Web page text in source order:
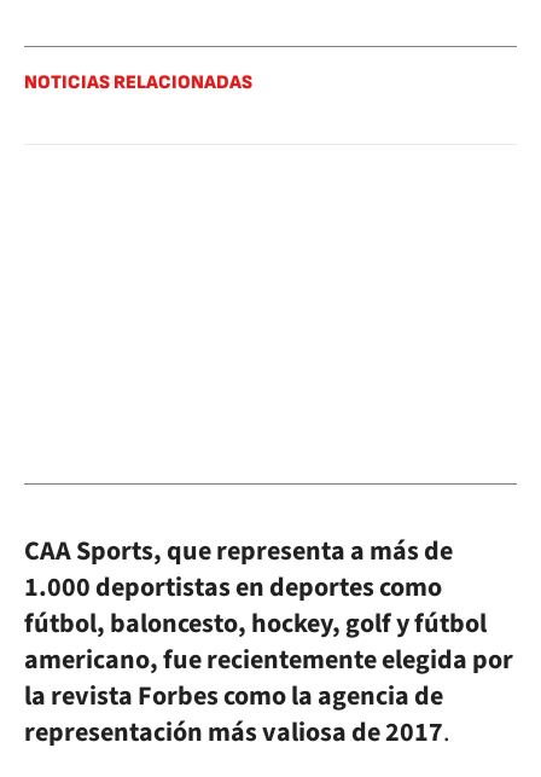
NOTICIAS RELACIONADAS
CAA Sports, que representa a más de
1.000 deportistas en deportes como
fútbol, baloncesto, hockey, golf y fútbol
americano, fue recientemente elegida por
la revista Forbes como la agencia de
representación más valiosa de 2017.